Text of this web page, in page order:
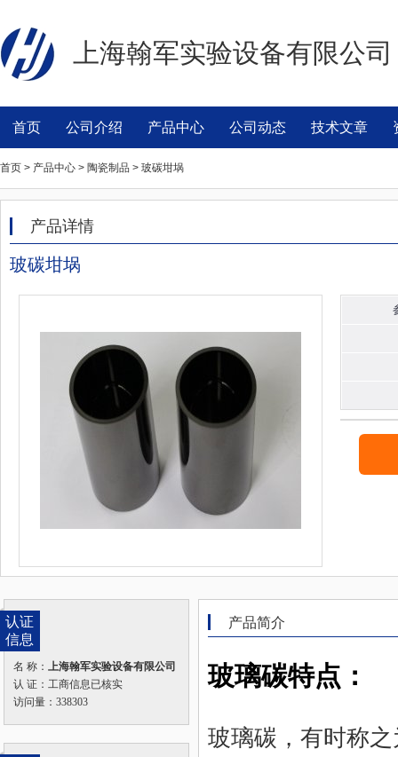
上海翰军实验设备有限公司
首页 公司介绍 产品中心 公司动态 技术文章
首页 > 产品中心 > 陶瓷制品 > 玻碳坩埚
产品详情
玻碳坩埚
认证
信息
名 称： 上海翰军实验设备有限公司
认 证：工商信息已核实
访问量：338303
产品简介
玻璃碳特点：
玻璃碳，有时称